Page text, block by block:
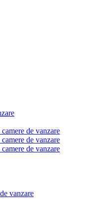
de vanzare
de vanzare
de vanzare
vanzare